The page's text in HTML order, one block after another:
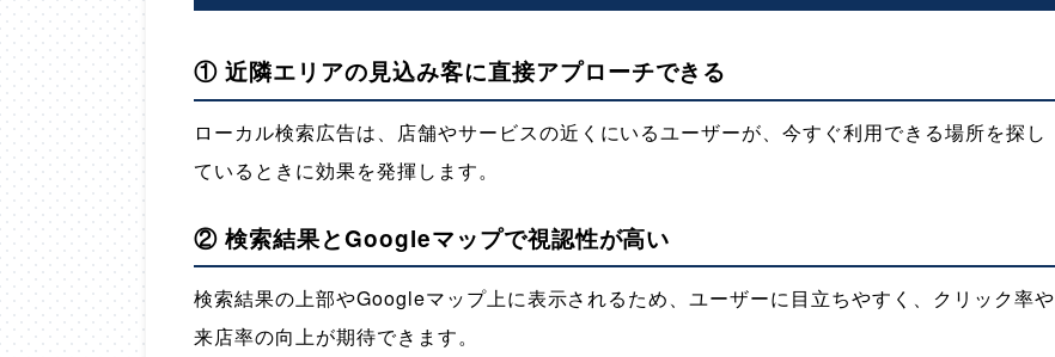
① 近隣エリアの見込み客に直接アプローチできる
ローカル検索広告は、店舗やサービスの近くにいるユーザーが、今すぐ利用できる場所を探し
ているときに効果を発揮します。
② 検索結果とGoogleマップで視認性が高い
検索結果の上部やGoogleマップ上に表示されるため、ユーザーに目立ちやすく、クリック率や
来店率の向上が期待できます。